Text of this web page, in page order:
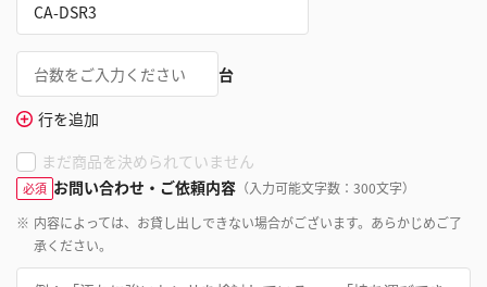
台
行を追加
まだ商品を決められていません
必須 お問い合わせ・ご依頼内容 （入力可能文字数：300文字）
※ 内容によっては、お貸し出しできない場合がございます。あらかじめご了
承ください。